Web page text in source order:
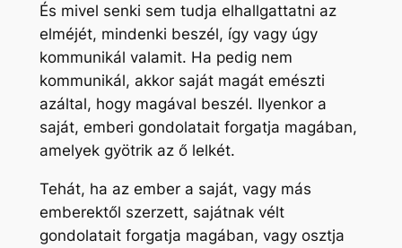
És mivel senki sem tudja elhallgattatni az
elméjét, mindenki beszél, így vagy úgy
kommunikál valamit. Ha pedig nem
kommunikál, akkor saját magát emészti
azáltal, hogy magával beszél. Ilyenkor a
saját, emberi gondolatait forgatja magában,
amelyek gyötrik az ő lelkét.
Tehát, ha az ember a saját, vagy más
emberektől szerzett, sajátnak vélt
gondolatait forgatja magában, vagy osztja